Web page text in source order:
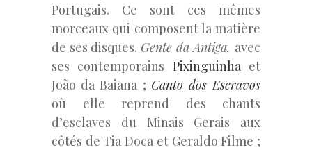
Portugais. Ce sont ces mêmes
morceaux qui composent la matière
de ses disques. Gente da Antiga, avec
ses contemporains Pixinguinha et
João da Baiana ; Canto dos Escravos
où elle reprend des chants
d’esclaves du Minais Gerais aux
côtés de Tia Doca et Geraldo Filme ;